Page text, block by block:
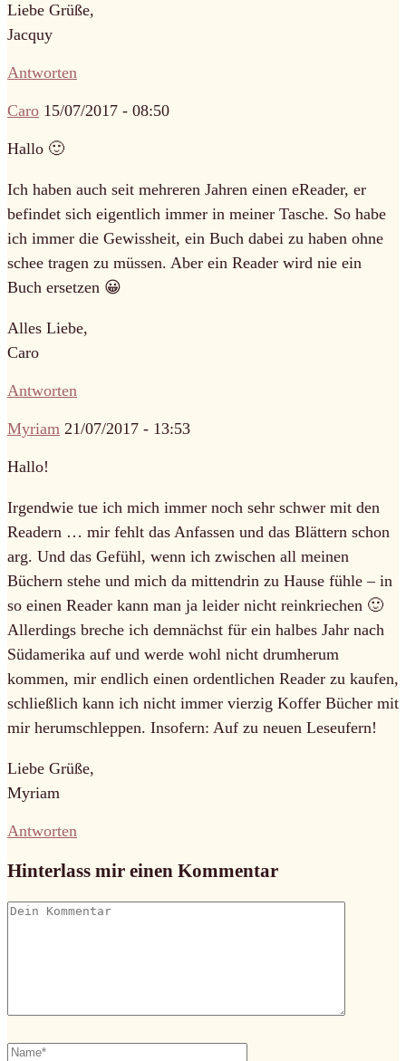
Liebe Grüße,
Jacquy
Antworten
Caro 15/07/2017 - 08:50
Hallo 🙂
Ich haben auch seit mehreren Jahren einen eReader, er
befindet sich eigentlich immer in meiner Tasche. So habe
ich immer die Gewissheit, ein Buch dabei zu haben ohne
schee tragen zu müssen. Aber ein Reader wird nie ein
Buch ersetzen 😀
Alles Liebe,
Caro
Antworten
Myriam 21/07/2017 - 13:53
Hallo!
Irgendwie tue ich mich immer noch sehr schwer mit den
Readern … mir fehlt das Anfassen und das Blättern schon
arg. Und das Gefühl, wenn ich zwischen all meinen
Büchern stehe und mich da mittendrin zu Hause fühle – in
so einen Reader kann man ja leider nicht reinkriechen 🙂
Allerdings breche ich demnächst für ein halbes Jahr nach
Südamerika auf und werde wohl nicht drumherum
kommen, mir endlich einen ordentlichen Reader zu kaufen,
schließlich kann ich nicht immer vierzig Koffer Bücher mit
mir herumschleppen. Insofern: Auf zu neuen Leseufern!
Liebe Grüße,
Myriam
Antworten
Hinterlass mir einen Kommentar